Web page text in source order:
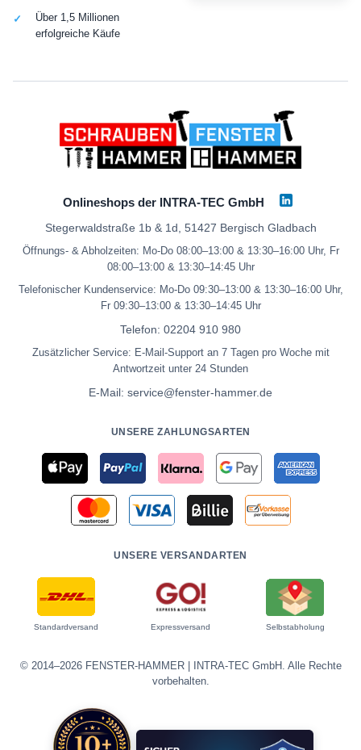
Über 1,5 Millionen
erfolgreiche Käufe
Onlineshops der INTRA-TEC GmbH
Stegerwaldstraße 1b & 1d, 51427 Bergisch Gladbach
Öffnungs- & Abholzeiten: Mo-Do 08:00–13:00 & 13:30–16:00 Uhr, Fr
08:00–13:00 & 13:30–14:45 Uhr
Telefonischer Kundenservice: Mo-Do 09:30–13:00 & 13:30–16:00 Uhr,
Fr 09:30–13:00 & 13:30–14:45 Uhr
Telefon: 02204 910 980
Zusätzlicher Service: E-Mail-Support an 7 Tagen pro Woche mit
Antwortzeit unter 24 Stunden
E-Mail: service@fenster-hammer.de
UNSERE ZAHLUNGSARTEN
UNSERE VERSANDARTEN
Standardversand Expressversand Selbstabholung
© 2014–2026 FENSTER-HAMMER | INTRA-TEC GmbH. Alle Rechte
vorbehalten.